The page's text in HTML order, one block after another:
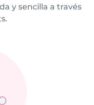
y sencilla a través